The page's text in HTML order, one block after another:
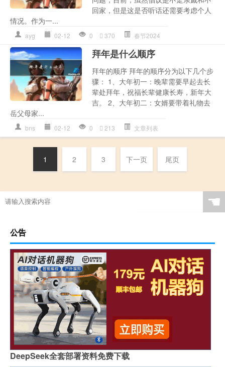
回家，但是这是否听话还需要考虑个人
情况。作为一...
ayg 02-12 0 370 春节2024
拜年是什么顺序
拜年的顺序 拜年的顺序分为以下几个步
骤： 1、大年初一：晚辈需要早起去长
辈处拜年，祝福长辈健康长寿，新年大
吉。 2、大年初二：女婿要带着礼物去
岳父母家...
bns 02-12 0 213 文章列表
1 2 3 下一页 尾页
☚
公告
DeepSeek全套部署资料免费下载